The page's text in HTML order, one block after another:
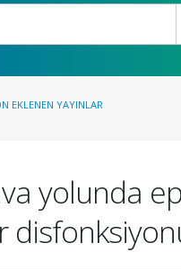
EKLENEN YAYINLAR
yolunda